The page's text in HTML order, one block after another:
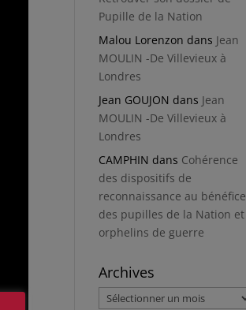
Pupille de la Nation
Malou Lorenzon dans Jean
MOULIN -De Villevieux à
Londres
Jean GOUJON dans Jean
MOULIN -De Villevieux à
Londres
CAMPHIN dans Cohérence
des dispositifs de
reconnaissance au bénéfice
des pupilles de la Nation et
orphelins de guerre
Archives
Archives